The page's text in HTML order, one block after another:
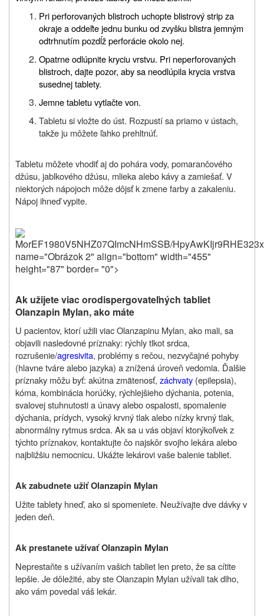
Pri perforovaných blistroch uchopte blistrový strip za
okraje a oddeľte jednu bunku od zvyšku blistra jemným
odtrhnutím pozdĺž perforácie okolo nej.
Opatrne odlúpnite kryciu vrstvu. Pri neperforovaných
blistroch, dajte pozor, aby sa neodlúpila krycia vrstva
susednej tablety.
Jemne tabletu vytlačte von.
Tabletu si vložte do úst. Rozpustí sa priamo v ústach,
takže ju môžete ľahko prehltnúť.
Tabletu môžete vhodiť aj do pohára vody, pomarančového
džúsu, jablkového džúsu, mlieka alebo kávy a zamiešať. V
niektorých nápojoch môže dôjsť k zmene farby a zakaleniu.
Nápoj ihneď vypite.
MorEF1980V5NHZ07QImcNHmSSB/
name="Obrázok 2" align="bottom" width="455"
height="87" border= "0">
Ak užijete viac orodispergovateľných tabliet
Olanzapin Mylan, ako máte
U pacientov, ktorí užili viac Olanzapinu Mylan, ako mali, sa
objavili nasledovné príznaky: rýchly tlkot srdca,
rozrušenie/agresivita, problémy s rečou, nezvyčajné pohyby
(hlavne tváre alebo jazyka) a znížená úroveň vedomia. Ďalšie
príznaky môžu byť: akútna zmätenosť, záchvaty (epilepsia),
kóma, kombinácia horúčky, rýchlejšieho dýchania, potenia,
svalovej stuhnutosti a únavy alebo ospalosti, spomalenie
dýchania, prídych, vysoký krvný tlak alebo nízky krvný tlak,
abnormálny rytmus srdca. Ak sa u vás objaví ktorýkoľvek z
týchto príznakov, kontaktujte čo najskôr svojho lekára alebo
najbližšiu nemocnicu. Ukážte lekárovi vaše balenie tabliet.
Ak zabudnete užiť Olanzapin Mylan
Užite tablety hneď, ako si spomeniete. Neužívajte dve dávky v
jeden deň.
Ak prestanete užívať Olanzapin Mylan
Neprestaňte s užívaním vašich tabliet len preto, že sa cítite
lepšie. Je dôležité, aby ste Olanzapin Mylan užívali tak dlho,
ako vám povedal váš lekár.